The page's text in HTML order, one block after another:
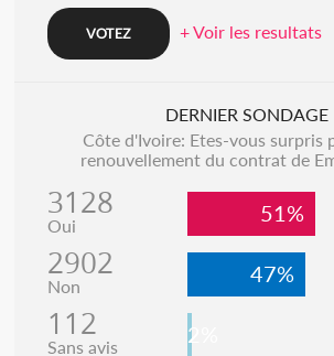
+ Voir les resultats
DERNIER SONDAGE
Côte d'Ivoire: Etes-vous surpris
renouvellement du contrat de
3128
Oui 51%
2902
Non 47%
112
Sans avis 2%